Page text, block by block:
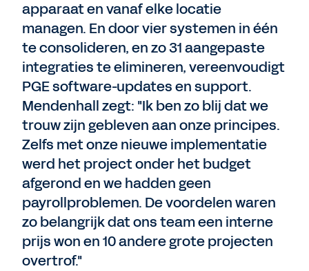
apparaat en vanaf elke locatie
managen. En door vier systemen in één
te consolideren, en zo 31 aangepaste
integraties te elimineren, vereenvoudigt
PGE software-updates en support.
Mendenhall zegt: "Ik ben zo blij dat we
trouw zijn gebleven aan onze principes.
Zelfs met onze nieuwe implementatie
werd het project onder het budget
afgerond en we hadden geen
payrollproblemen. De voordelen waren
zo belangrijk dat ons team een interne
prijs won en 10 andere grote projecten
overtrof."